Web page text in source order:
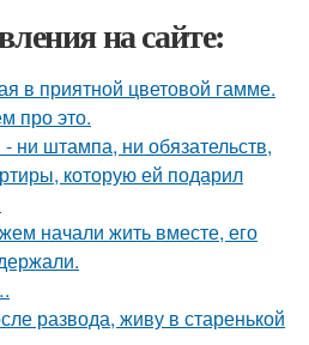
на сайте:
в приятной цветовой гамме.
про это.
ни штампа, ни обязательств,
которую ей подарил
начали жить вместе, его
развода, живу в старенькой